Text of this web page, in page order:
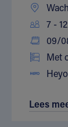
7 -
09/
Met
Heyo
Lees